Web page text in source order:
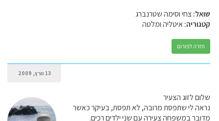
שואל:צחי וסימה שטרנברג
קטגוריה:איטליה ומלטה
חזרה לפורום
13 מרץ, 2009
שלום לזוג הצעיר
נראה לי שתפסת מרובה, לא תפסת, בעיקר כאשר
מדובר במשפחה צעירה עם שני ילדים רכים.